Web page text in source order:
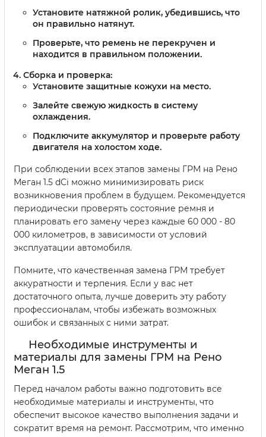
Установите натяжной ролик, убедившись, что
он правильно натянут.
Проверьте, что ремень не перекручен и
находится в правильном положении.
Сборка и проверка:
Установите защитные кожухи на место.
Залейте свежую жидкость в систему
охлаждения.
Подключите аккумулятор и проверьте работу
двигателя на холостом ходе.
При соблюдении всех этапов замены ГРМ на Рено
Меган 1.5 dCi можно минимизировать риск
возникновения проблем в будущем. Рекомендуется
периодически проверять состояние ремня и
планировать его замену через каждые 60 000 - 80
000 километров, в зависимости от условий
эксплуатации автомобиля.
Помните, что качественная замена ГРМ требует
аккуратности и терпения. Если у вас нет
достаточного опыта, лучше доверить эту работу
профессионалам, чтобы избежать возможных
ошибок и связанных с ними затрат.
Необходимые инструменты и
материалы для замены ГРМ на Рено
Меган 1.5
Перед началом работы важно подготовить все
необходимые материалы и инструменты, что
обеспечит высокое качество выполнения задачи и
сократит время на ремонт. Рассмотрим, что именно